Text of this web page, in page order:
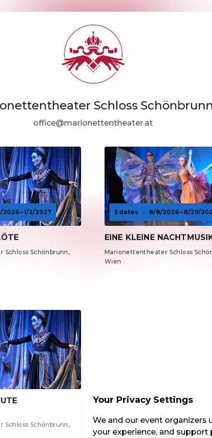
Schloss Schönbrunn
office@marionettentheater.at
2026 – 1/2/2027
Schönbrunn,
5 dates · 8/8/2026 – 8/29/
EINE KLEINE
Marionettentheater Schloss
Wien
Schönbrunn,
Your Privacy Settings
We and our event organizers
your experience, and support